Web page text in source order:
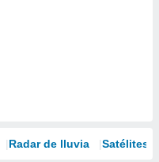
Radar de lluvia Satélites